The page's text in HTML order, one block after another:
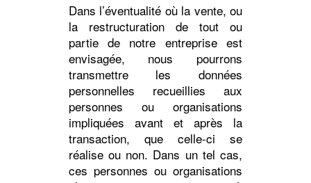
Dans l’éventualité où la vente, ou
la restructuration de tout ou
partie de notre entreprise est
envisagée, nous pourrons
transmettre les données
personnelles recueillies aux
personnes ou organisations
impliquées avant et après la
transaction, que celle-ci se
réalise ou non. Dans un tel cas,
ces personnes ou organisations